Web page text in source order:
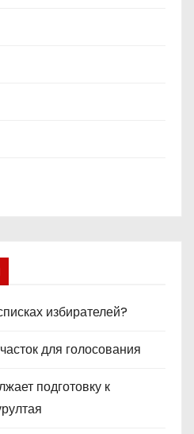
избирателей?
для голосования
подготовку к